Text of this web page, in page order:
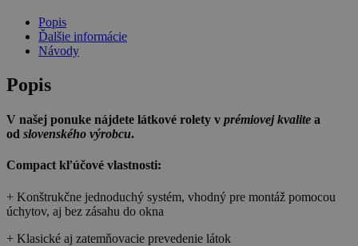
Popis
Ďalšie informácie
Návody
Popis
V našej ponuke nájdete látkové rolety v prémiovej kvalite a
od slovenského výrobcu.
Compact kľúčové vlastnosti:
+ Konštrukčne jednoduchý systém, vhodný pre montáž pomocou
úchytov, aj bez zásahu do okna
+ Klasické aj zatemňovacie prevedenie látok